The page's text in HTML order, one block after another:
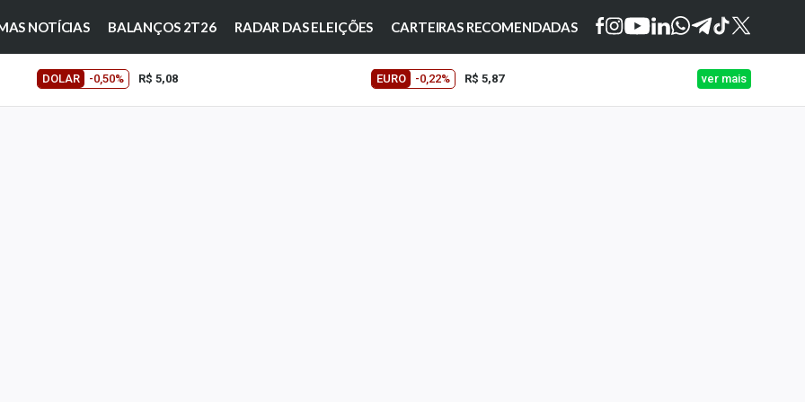
NOTÍCIAS BALANÇOS 2T26 RADAR DAS ELEIÇÕES CARTEIRAS RECOMENDADAS
DOLAR -0,50% R$ 5,08 EURO -0,22% R$ 5,87 ver mais